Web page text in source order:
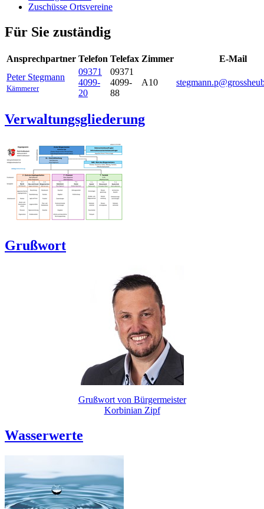
Zuschüsse Ortsvereine
Für Sie zuständig
Ansprechpartner Telefon Telefax Zimmer
E-Mail
Peter Stegmann
Kämmerer
09371
4099-
20
09371
4099-
88
A10
Verwaltungsgliederung
Grußwort
Grußwort von Bürgermeister
Korbinian Zipf
Wasserwerte